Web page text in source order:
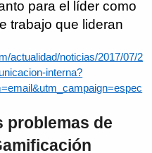
para el líder como
trabajo que lideran
actualidad/noticias/2017/07/2
interna?
problemas de